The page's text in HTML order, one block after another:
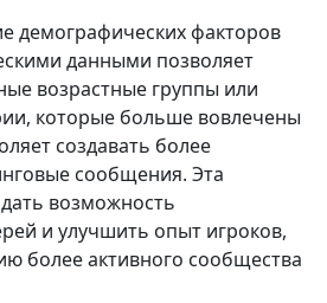
демографических факторов
данными позволяет
возрастные группы или
которые больше вовлечены
создавать более
сообщения. Эта
возможность
и улучшить опыт игроков,
более активного сообщества